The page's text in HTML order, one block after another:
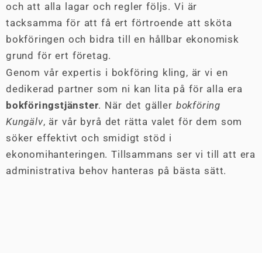
och att alla lagar och regler följs. Vi är
tacksamma för att få ert förtroende att sköta
bokföringen och bidra till en hållbar ekonomisk
grund för ert företag.
Genom vår expertis i bokföring kling, är vi en
dedikerad partner som ni kan lita på för alla era
bokföringstjänster. När det gäller bokföring
Kungälv, är vår byrå det rätta valet för dem som
söker effektivt och smidigt stöd i
ekonomihanteringen. Tillsammans ser vi till att era
administrativa behov hanteras på bästa sätt.